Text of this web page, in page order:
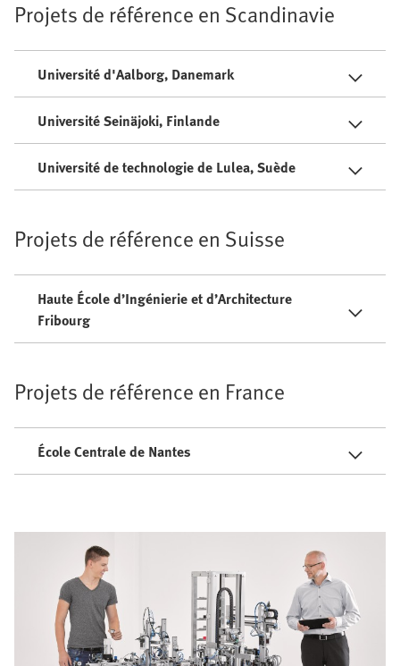
Projets de référence en Scandinavie
Université d'Aalborg, Danemark
Université Seinäjoki, Finlande
Université de technologie de Lulea, Suède
Projets de référence en Suisse
Haute École d’Ingénierie et d’Architecture
Fribourg
Projets de référence en France
École Centrale de Nantes